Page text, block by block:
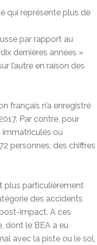
qui représente plus de
par rapport au
dernières années »
l’autre en raison des
français n’a enregistré
Par contre, pour
immatriculés ou
personnes, des chiffres
plus particulièrement
des accidents
impact. A ces
dont le BEA a eu
avec la piste ou le sol,